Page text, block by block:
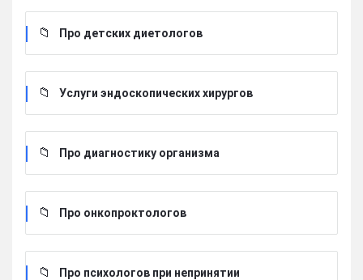
Про детских диетологов
Услуги эндоскопических хирургов
Про диагностику организма
Про онкопроктологов
Про психологов при непринятии